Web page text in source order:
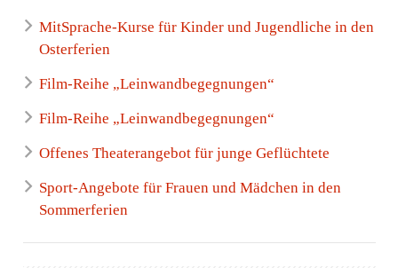
MitSprache-Kurse für Kinder und Jugendliche in den
Osterferien
Film-Reihe „Leinwandbegegnungen“
Film-Reihe „Leinwandbegegnungen“
Offenes Theaterangebot für junge Geflüchtete
Sport-Angebote für Frauen und Mädchen in den
Sommerferien